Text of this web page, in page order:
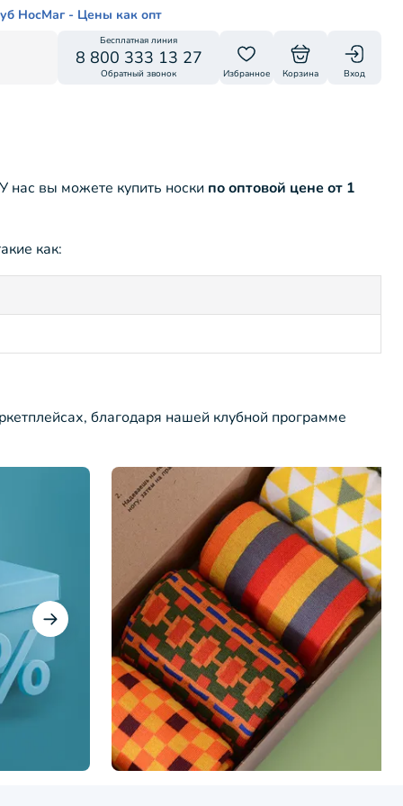
НосМаг - Цены как опт
Бесплатная линия
8 800 333 13 27
Обратный звонок Избранное Корзина Вход
нас вы можете купить носки по оптовой цене от 1
как:
благодаря нашей клубной программе